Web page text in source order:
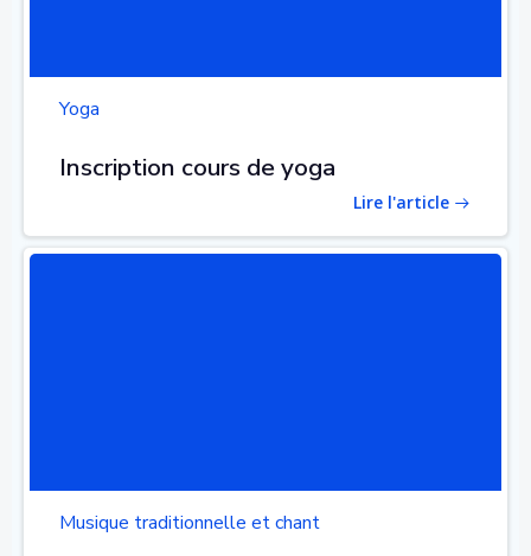
Yoga
Inscription cours de yoga
Lire l'article
Musique traditionnelle et chant